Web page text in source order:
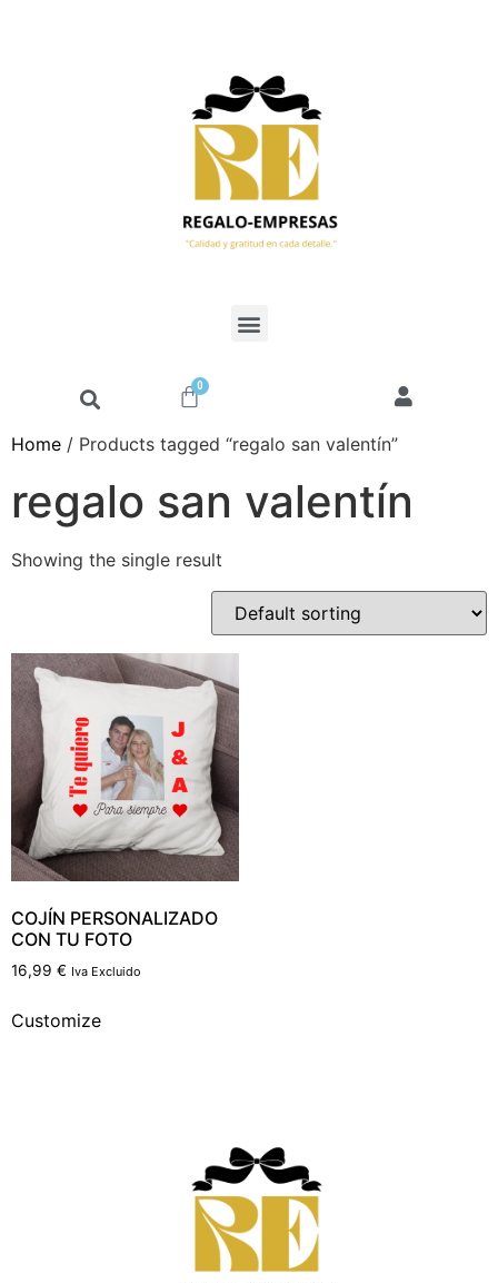
0
Home / Products tagged “regalo san valentín”
regalo san valentín
Showing the single result
COJÍN PERSONALIZADO
CON TU FOTO
16,99 € Iva Excluido
Customize